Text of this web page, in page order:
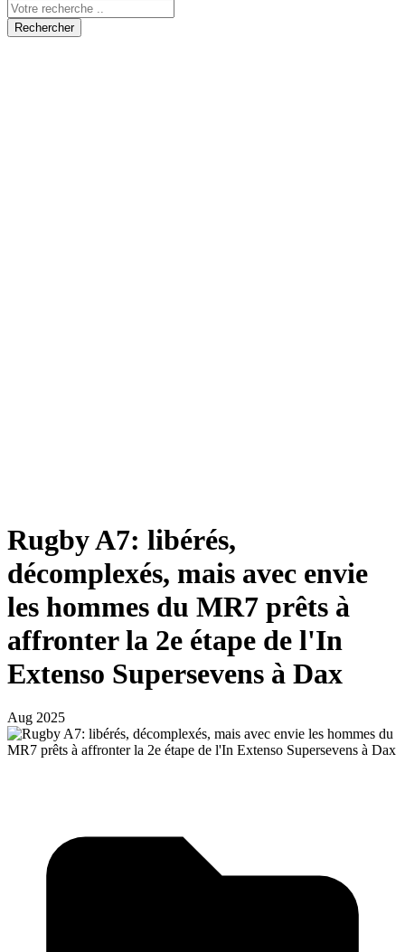
Rechercher
Rugby A7: libérés,
décomplexés, mais avec envie
les hommes du MR7 prêts à
affronter la 2e étape de l'In
Extenso Supersevens à Dax
Aug 2025